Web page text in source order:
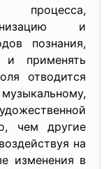
и
познания,
и применять
отводится
чем другие
на
изменения в